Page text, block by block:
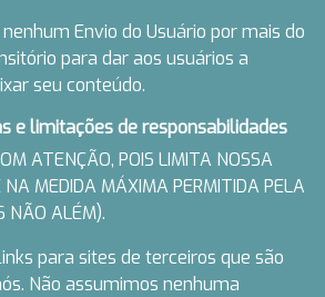
Envio do Usuário por mais do
para dar aos usuários a
seu conteúdo.
e limitações de responsabilidades
ATENÇÃO, POIS LIMITA NOSSA
NA MEDIDA MÁXIMA PERMITIDA PELA
NÃO ALÉM).
para sites de terceiros que são
Não assumimos nenhuma